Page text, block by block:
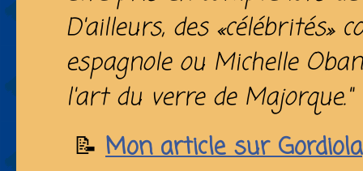
D'ailleurs, des «célébrités»
espagnole ou Michelle
l'art du verre de Majorque."
📝 Mon article sur Gordiola